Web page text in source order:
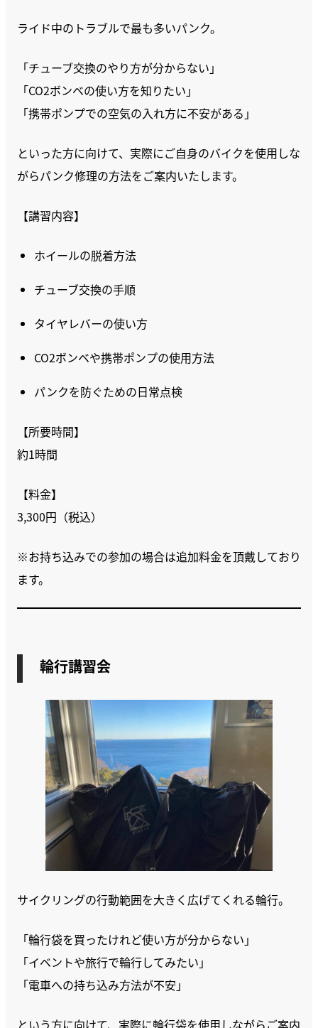
ライド中のトラブルで最も多いパンク。
「チューブ交換のやり方が分からない」
「CO2ボンベの使い方を知りたい」
「携帯ポンプでの空気の入れ方に不安がある」
といった方に向けて、実際にご自身のバイクを使用しな
がらパンク修理の方法をご案内いたします。
【講習内容】
ホイールの脱着方法
チューブ交換の手順
タイヤレバーの使い方
CO2ボンベや携帯ポンプの使用方法
パンクを防ぐための日常点検
【所要時間】
約1時間
【料金】
3,300円（税込）
※お持ち込みでの参加の場合は追加料金を頂戴しており
ます。
輪行講習会
サイクリングの行動範囲を大きく広げてくれる輪行。
「輪行袋を買ったけれど使い方が分からない」
「イベントや旅行で輪行してみたい」
「電車への持ち込み方法が不安」
という方に向けて、実際に輪行袋を使用しながらご案内